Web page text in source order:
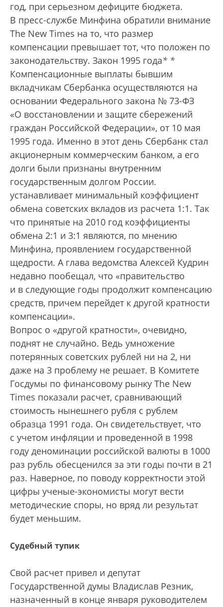
год, при серьезном дефиците бюджета.
В пресс-службе Минфина обратили внимание
The New Times на то, что размер
компенсации превышает тот, что положен по
законодательству. Закон 1995 года* *
Компенсационные выплаты бывшим
вкладчикам Сбербанка осуществляются на
основании Федерального закона № 73-ФЗ
«О восстановлении и защите сбережений
граждан Российской Федерации», от 10 мая
1995 года. Именно в этот день Сбербанк стал
акционерным коммерческим банком, а его
долги были признаны внутренним
государственным долгом России.
устанавливает минимальный коэффициент
обмена советских вкладов из расчета 1:1. Так
что принятые на 2010 год коэффициенты
обмена 2:1 и 3:1 являются, по мнению
Минфина, проявлением государственной
щедрости. А глава ведомства Алексей Кудрин
недавно пообещал, что «правительство
и в следующие годы продолжит компенсацию
средств, причем перейдет к другой кратности
компенсации».
Вопрос о «другой кратности», очевидно,
поднят не случайно. Ведь умножение
потерянных советских рублей ни на 2, ни
даже на 3 проблему не решает. В Комитете
Госдумы по финансовому рынку The New
Тimes показали расчет, сравнивающий
стоимость нынешнего рубля с рублем
образца 1991 года. Он свидетельствует, что
с учетом инфляции и проведенной в 1998
году деноминации российской валюты в 1000
раз рубль обесценился за эти годы почти в 21
раз. Наверное, по поводу корректности этой
цифры ученые-экономисты могут вести
методические споры, но вряд ли результат
будет меньшим.
Судебный тупик
Свой расчет привел и депутат
Государственной думы Владислав Резник,
назначенный в конце января руководителем